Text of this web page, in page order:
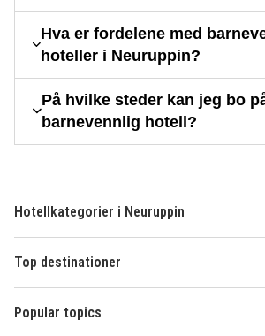
Hva er fordelene med
hoteller i Neuruppin?
På hvilke steder kan jeg bo
barnevennlig hotell?
Hotellkategorier i Neuruppin
Top destinationer
Popular topics